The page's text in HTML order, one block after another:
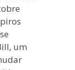
um